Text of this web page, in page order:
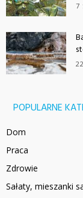
7
POPULARNE
Dom
Praca
Zdrowie
Sałaty, mieszanki